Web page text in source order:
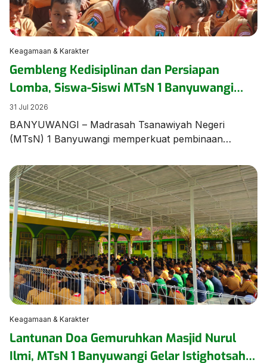
Keagamaan & Karakter
Gembleng Kedisiplinan dan Persiapan
Lomba, Siswa-Siswi MTsN 1 Banyuwangi
Unjuk Ketangkasan dalam Latihan Pramuka
31 Jul 2026
BANYUWANGI – Madrasah Tsanawiyah Negeri
(MTsN) 1 Banyuwangi memperkuat pembinaan
Latihan Rutin Pramuka yang digelar di Lapangan
Utama MTsN 1 Banyuwangi pada Jumat (31/7/2026).
Kegiatan diawali dengan sosialisasi tata tertib madrasah
yang disampaikan langsung oleh Wakil Ketua Majelis
Pembimbing Gugusdepan (WaKamigus) Urusan
Kesiswaan MTsN 1 Banyuwangi, Hj. Hanik […]
Keagamaan & Karakter
Lantunan Doa Gemuruhkan Masjid Nurul
Ilmi, MTsN 1 Banyuwangi Gelar Istighotsah